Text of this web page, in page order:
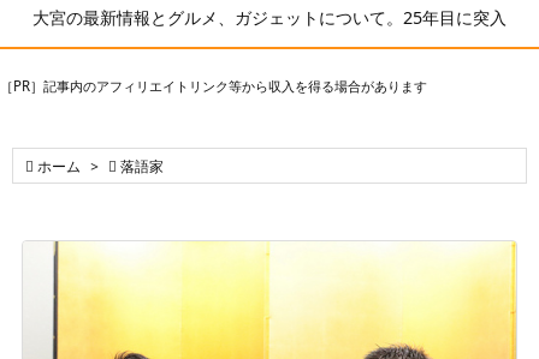
大宮の最新情報とグルメ、ガジェットについて。25年目に突入検索
［PR］記事内のアフィリエイトリンク等から収入を得る場合があります
 ホーム >  落語家